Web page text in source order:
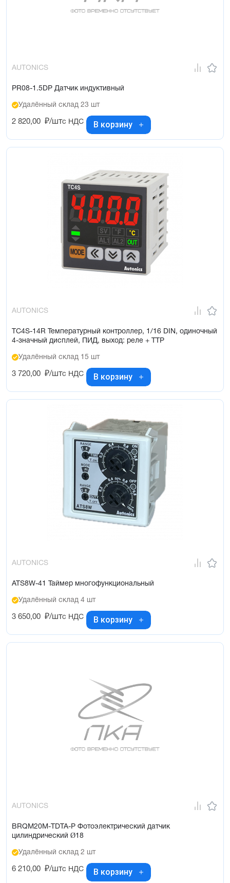
AUTONICS
PR08-1.5DP Датчик индуктивный
Удалённый склад 23 шт
2 820,00 ₽/штс НДС В корзину
AUTONICS
TC4S-14R Температурный контроллер, 1/16 DIN, одиночный
4-значный дисплей, ПИД, выход: реле + ТТР
Удалённый склад 15 шт
3 720,00 ₽/штс НДС В корзину
AUTONICS
ATS8W-41 Таймер многофункциональный
Удалённый склад 4 шт
3 650,00 ₽/штс НДС В корзину
AUTONICS
BRQM20M-TDTA-P Фотоэлектрический датчик
цилиндрический Ø18
Удалённый склад 2 шт
6 210,00 ₽/штс НДС В корзину